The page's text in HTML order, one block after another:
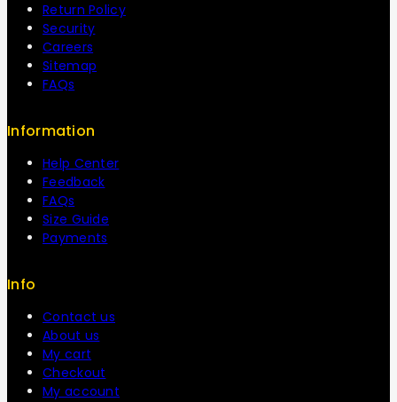
Return Policy
Security
Careers
Sitemap
FAQs
Information
Help Center
Feedback
FAQs
Size Guide
Payments
Info
Contact us
About us
My cart
Checkout
My account